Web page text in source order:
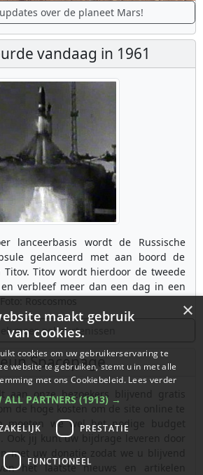
over de planeet Mars!
vandaag in 1961
lanceerbasis wordt de Russische
gelanceerd met aan boord de
Titov. Titov wordt hierdoor de tweede
verbleef meer dan een dag in een
meer gebeurtenissen
Spacepage
aan onze bezoekers blijvend gratis
de hoge kosten om de site online te
moeten we wel het nodige budget
Ook jij kunt uw bijdrage leveren door
met uw donatie zodat we u blijvend
het laatste nieuws en artikelen
×
maakt gebruik
van cookies.
cookies om uw gebruikerservaring te
website te gebruiken, stemt u in met alle
met ons Cookiebeleid. Lees verder
ALL PARTNERS (1913) →
PRESTATIE
FUNCTIONEEL